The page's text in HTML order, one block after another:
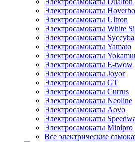
Электросамокаты
Электросамокаты Ultron
Электросамокаты White
Электросамокаты Syccyba
Электросамокаты Yamato
Электросамокаты
Электросамокаты E-twow
Электросамокаты Joyor
Электросамокаты GT
Электросамокаты Currus
Электросамокаты Neoline
Электросамокаты Aovo
Электросамокаты
Электросамокаты Minipro
Все электрические